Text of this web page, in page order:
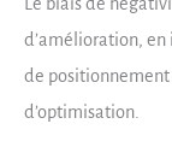
Le biais de
d’amélioration, en
de
d’optimisation.